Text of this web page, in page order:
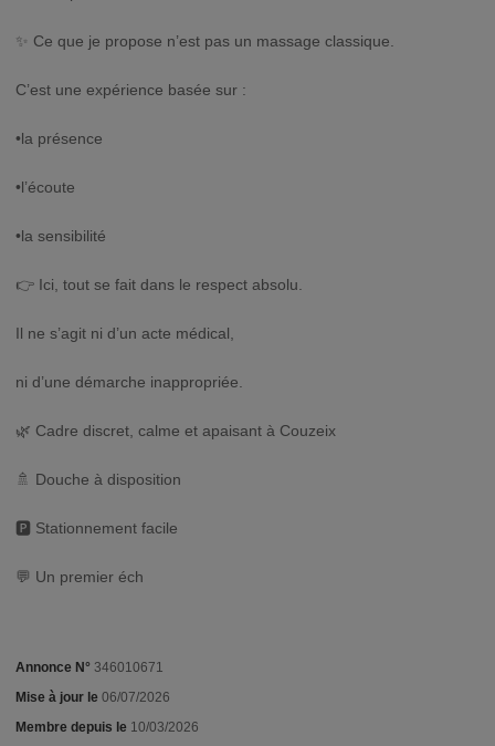
✨ Ce que je propose n’est pas un massage classique.
C’est une expérience basée sur :
•la présence
•l’écoute
•la sensibilité
👉 Ici, tout se fait dans le respect absolu.
Il ne s’agit ni d’un acte médical,
ni d’une démarche inappropriée.
🌿 Cadre discret, calme et apaisant à Couzeix
🚿 Douche à disposition
🅿️ Stationnement facile
💬 Un premier éch
Annonce N° 346010671
Mise à jour le 06/07/2026
Membre depuis le 10/03/2026